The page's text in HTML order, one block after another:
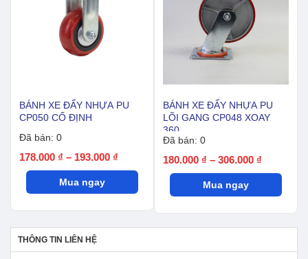
BÁNH XE ĐẨY NHỰA PU
CP050 CỐ ĐỊNH
Đã bán: 0
178.000 ₫ – 193.000 ₫
giá:
178.000 ₫
Mua ngay
BÁNH XE ĐẨY NHỰA PU
LÕI GANG CP048 XOAY
360
Đã bán: 0
180.000 ₫ – 306.000 ₫
giá:
180.000 ₫
Mua ngay
THÔNG TIN LIÊN HỆ